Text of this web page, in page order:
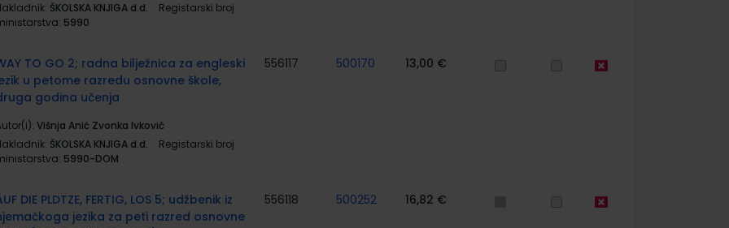
ŠKOLSKA KNJIGA d.d.
Registarski broj
5990
TO GO 2; radna bilježnica za engleski
u petome razredu osnovne škole,
godina učenja
Višnja Anić Zvonka Ivković
ŠKOLSKA KNJIGA d.d.
Registarski broj
5990-DOM
556117 500170 13,00 €
DIE PLDTZE, FERTIG, LOS 5; udžbenik iz
jezika za peti razred osnovne
556118 500252 16,82 €